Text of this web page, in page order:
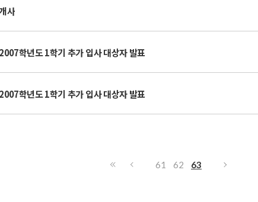
사
학년도 1학기 추가 입사 대상자 발표
학년도 1학기 추가 입사 대상자 발표
61 62 63